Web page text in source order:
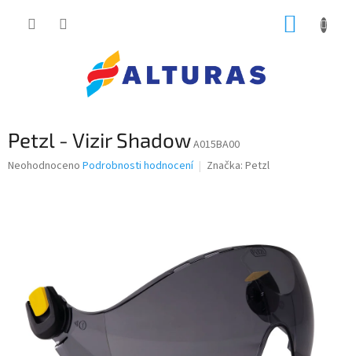
Petzl - Vizir ShadowA015BA00
Průměrné
Neohodnoceno Podrobnosti hodnocení Značka: Petzl